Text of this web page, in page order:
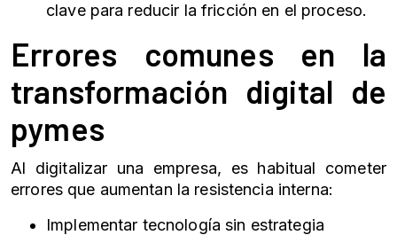
clave para reducir la fricción en el proceso.
Errores comunes en la
transformación digital de
pymes
Al digitalizar una empresa, es habitual cometer
errores que aumentan la resistencia interna:
Implementar tecnología sin estrategia